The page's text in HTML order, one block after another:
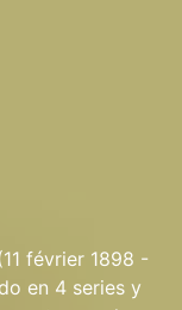
février 1898 -
en 4 series y